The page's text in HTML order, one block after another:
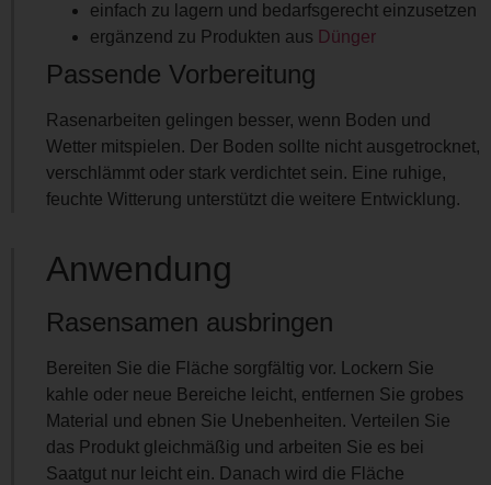
einfach zu lagern und bedarfsgerecht einzusetzen
ergänzend zu Produkten aus Dünger
Passende Vorbereitung
Rasenarbeiten gelingen besser, wenn Boden und
Wetter mitspielen. Der Boden sollte nicht ausgetrocknet,
verschlämmt oder stark verdichtet sein. Eine ruhige,
feuchte Witterung unterstützt die weitere Entwicklung.
Anwendung
Rasensamen ausbringen
Bereiten Sie die Fläche sorgfältig vor. Lockern Sie
kahle oder neue Bereiche leicht, entfernen Sie grobes
Material und ebnen Sie Unebenheiten. Verteilen Sie
das Produkt gleichmäßig und arbeiten Sie es bei
Saatgut nur leicht ein. Danach wird die Fläche